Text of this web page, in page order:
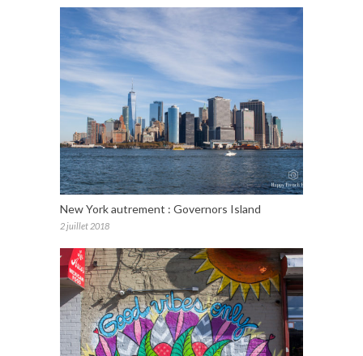
New York autrement : Governors Island
2 juillet 2018